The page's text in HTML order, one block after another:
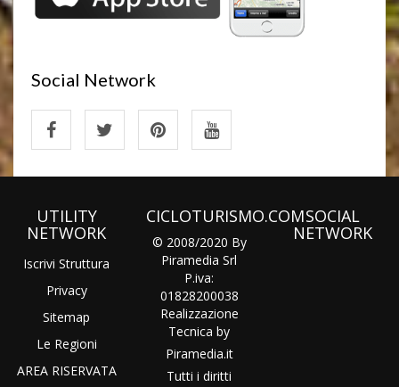
Social Network
UTILITY
NETWORK
Iscrivi Struttura
Privacy
Sitemap
Le Regioni
AREA RISERVATA
CICLOTURISMO.COM
© 2008/2020 By
Piramedia Srl
P.iva:
01828200038
Realizzazione
Tecnica by
Piramedia.it
Tutti i diritti
SOCIAL
NETWORK